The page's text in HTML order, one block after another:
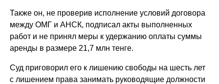
Также он, не проверив исполнение условий договора
между ОМГ и АНСК, подписал акты выполненных
работ и не принял меры к удержанию оплаты суммы
аренды в размере 21,7 млн тенге.
Суд приговорил его к лишению свободы на шесть лет
с лишением права занимать руководящие должности